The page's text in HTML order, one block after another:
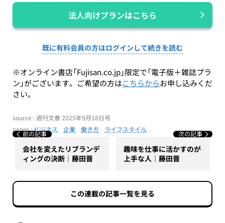
法人向けプランはこちら
既に有料会員の方はログインして続きを読む
※オンライン書店「Fujisan.co.jp」限定で「電子版＋雑誌プラ
ン」がございます。ご希望の方はこちらからお申し込みくだ
さい。
source : 週刊文春 2025年9月18日号
genre :ビジネス 企業 働き方 ライフスタイル
前の記事
会社を変えたリブランデ
ィングの決断｜藤田晋
次の記事
趣味を仕事に活かすのが
上手な人｜藤田晋
この連載の記事一覧を見る